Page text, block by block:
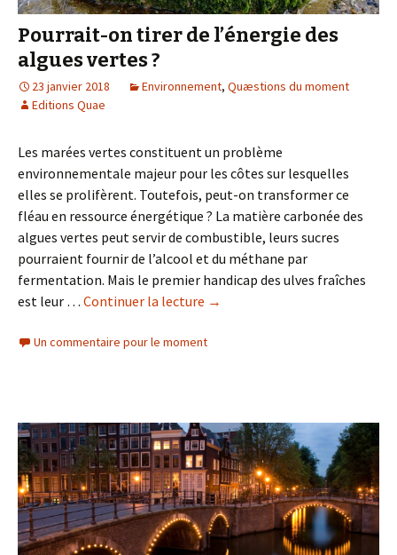
Pourrait-on tirer de l’énergie des
algues vertes ?
23 janvier 2018 Environnement, Quæstions du moment
Editions Quae
Les marées vertes constituent un problème
environnementale majeur pour les côtes sur lesquelles
elles se prolifèrent. Toutefois, peut-on transformer ce
fléau en ressource énergétique ? La matière carbonée des
algues vertes peut servir de combustible, leurs sucres
pourraient fournir de l’alcool et du méthane par
fermentation. Mais le premier handicap des ulves fraîches
est leur … Continuer la lecture de
on
des
algues
vertes
?
→
Un commentaire pour le moment